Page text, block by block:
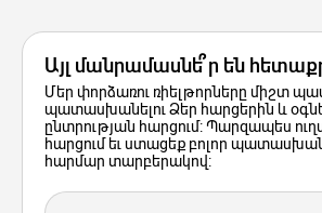
Այլ մանրամասնե՞ր են
Մեր փորձառու ռիելթորները միշտ
պատասխանելու Ձեր հարցերին և
ընտրության հարցում: Պարզապես
հարցում եւ ստացեք բոլոր
հարմար տարբերակով: